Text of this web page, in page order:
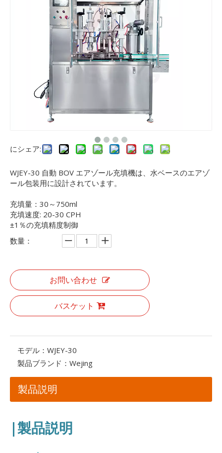
にシェア:
WJEY-30 自動 BOV エアゾール充填機は、水ベースのエアゾ
ール包装用に設計されています。
充填量：30～750ml
充填速度: 20-30 CPH
±1％の充填精度制御
数量：
お問い合わせ
バスケット
モデル： WJEY-30
製品ブランド： Wejing
製品説明
|製品説明